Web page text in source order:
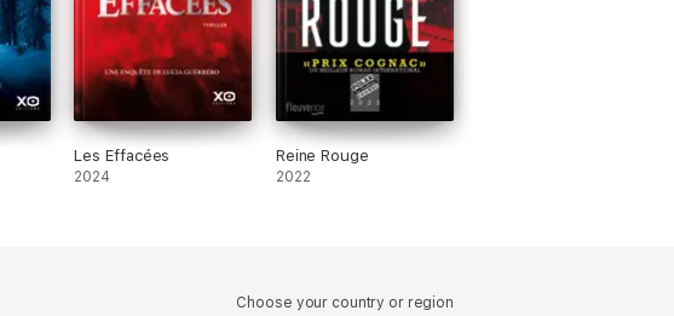
Les Effacées
2024
Reine Rouge
2022
Choose your country or region